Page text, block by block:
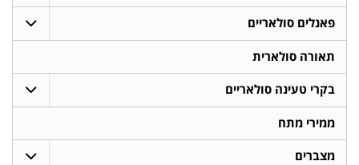
פאנלים סולאריים
תאורה סולארית
בקרי טעינה סולאריים
ממירי מתח
מצברים